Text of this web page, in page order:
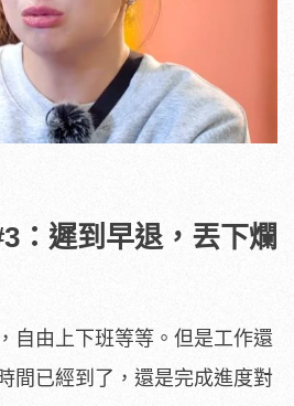
：遲到早退，丟下爛
自由上下班等等。但是工作還
間已經到了，還是完成進度對